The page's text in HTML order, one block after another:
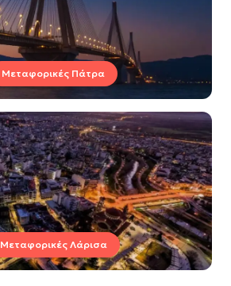
Μεταφορικές Πάτρα
Μεταφορικές Λάρισα